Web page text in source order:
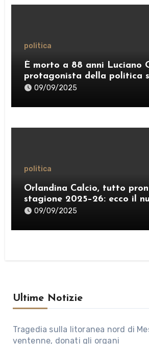
politica
È morto a 88 anni Luciano
protagonista della politica
09/09/2025
politica
Orlandina Calcio, tutto
stagione 2025–26: ecco il
lo sponsor internazionale
09/09/2025
Ultime Notizie
Tragedia sulla litoranea nord di
ventenne, donati gli organi